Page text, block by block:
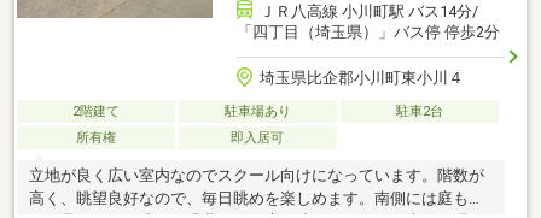
ＪＲ八高線 小川町駅 バス14分/
「四丁目（埼玉県）」バス停 停歩2分
埼玉県比企郡小川町東小川４
2階建て 駐車場あり
駐車2台
所有権
即入居可
立地が良く広い室内なのでスクール向けになっています。階数が
高く、眺望良好なので、毎日眺めを楽しめます。南側には庭もあ